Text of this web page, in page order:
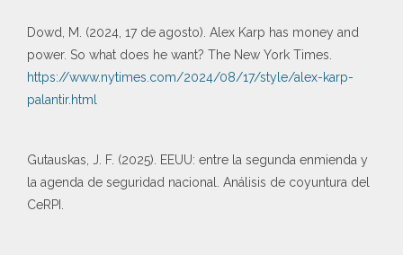
Dowd, M. (2024, 17 de agosto). Alex Karp has money and
power. So what does he want? The New York Times.
https://www.nytimes.com/2024/08/17/style/alex-karp-
palantir.html
Gutauskas, J. F. (2025). EEUU: entre la segunda enmienda y
la agenda de seguridad nacional. Análisis de coyuntura del
CeRPI.